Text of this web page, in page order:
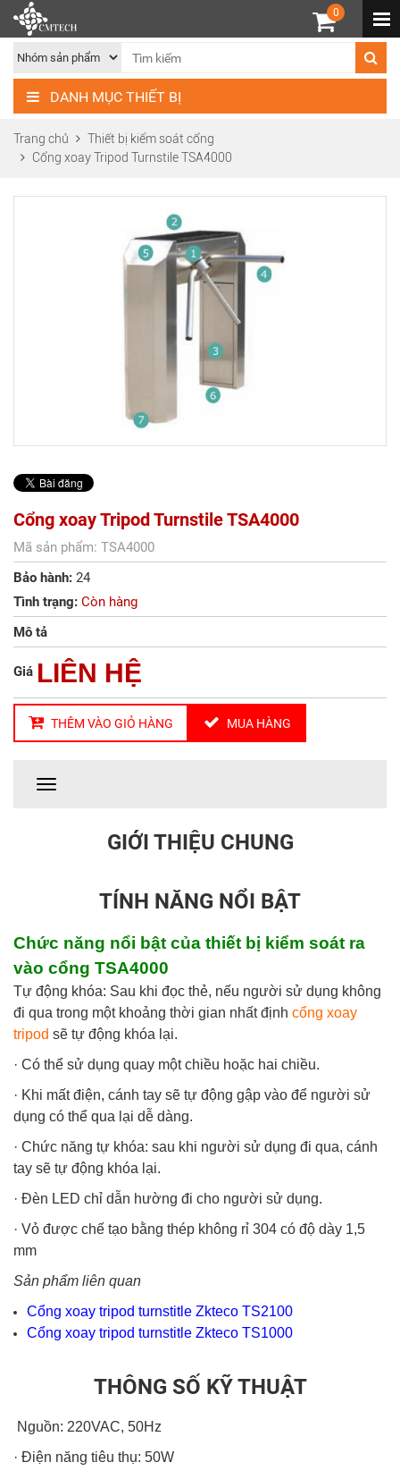
0
DANH MỤC THIẾT BỊ
Trang chủ
Thiết bị kiểm soát cổng
Cổng xoay Tripod Turnstile TSA4000
Cổng xoay Tripod Turnstile TSA4000
Mã sản phẩm: TSA4000
Bảo hành: 24
Tình trạng: Còn hàng
Mô tả
Giá LIÊN HỆ
THÊM VÀO GIỎ HÀNG MUA HÀNG
GIỚI THIỆU CHUNG
TÍNH NĂNG NỔI BẬT
Chức năng nổi bật của thiết bị kiểm soát ra
vào cổng TSA4000
Tự động khóa: Sau khi đọc thẻ, nếu người sử dụng không
đi qua trong một khoảng thời gian nhất định cổng xoay
tripod sẽ tự động khóa lại.
· Có thể sử dụng quay một chiều hoặc hai chiều.
· Khi mất điện, cánh tay sẽ tự động gập vào để người sử
dụng có thể qua lại dễ dàng.
· Chức năng tự khóa: sau khi người sử dụng đi qua, cánh
tay sẽ tự động khóa lại.
· Đèn LED chỉ dẫn hường đi cho người sử dụng.
· Vỏ được chế tạo bằng thép không rỉ 304 có độ dày 1,5
mm
Sản phẩm liên quan
Cổng xoay tripod turnstitle Zkteco TS2100
Cổng xoay tripod turnstitle Zkteco TS1000
THÔNG SỐ KỸ THUẬT
Nguồn: 220VAC, 50Hz
· Điện năng tiêu thụ: 50W